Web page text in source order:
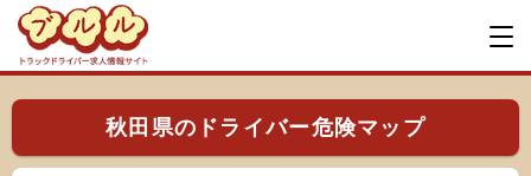
秋田県のドライバー危険マップ